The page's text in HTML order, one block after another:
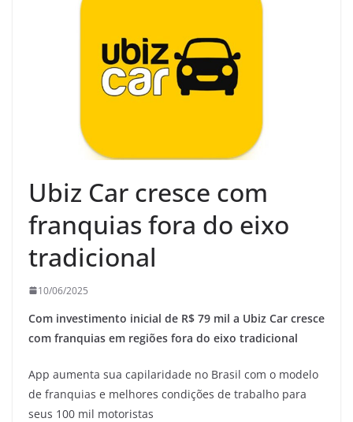
Ubiz Car cresce com
franquias fora do eixo
tradicional
10/06/2025
Com investimento inicial de R$ 79 mil a Ubiz Car cresce
com franquias em regiões fora do eixo tradicional
App aumenta sua capilaridade no Brasil com o modelo
de franquias e melhores condições de trabalho para
seus 100 mil motoristas